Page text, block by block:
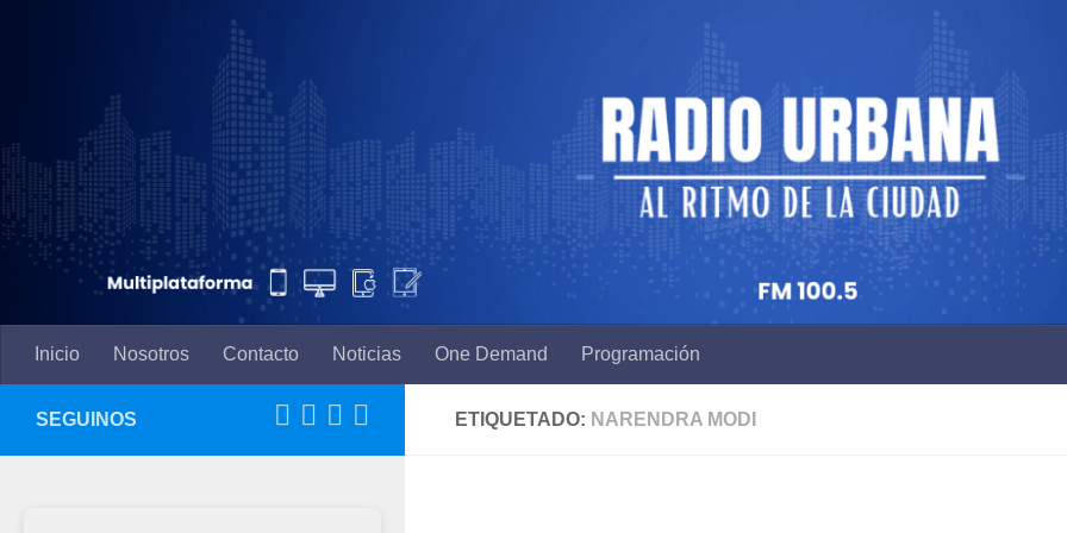
Inicio Nosotros Contacto Noticias One Demand Programación
ETIQUETADO: NARENDRA MODI
SEGUINOS